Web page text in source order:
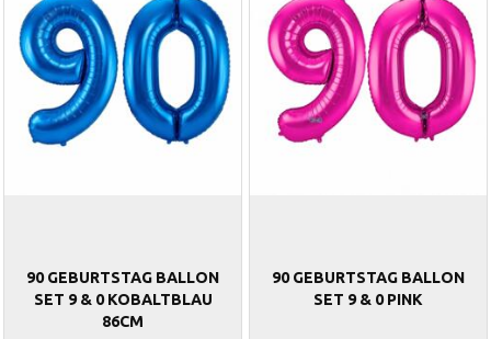
90 GEBURTSTAG BALLON
SET 9 & 0 KOBALTBLAU
86CM
90 GEBURTSTAG BALLON
SET 9 & 0 PINK